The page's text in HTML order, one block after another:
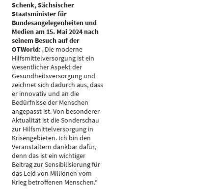
Schenk, Sächsischer
Staatsminister für
Bundesangelegenheiten und
Medien am 15. Mai 2024 nach
seinem Besuch auf der
OTWorld: „Die moderne
Hilfsmittelversorgung ist ein
wesentlicher Aspekt der
Gesundheitsversorgung und
zeichnet sich dadurch aus, dass
er innovativ und an die
Bedürfnisse der Menschen
angepasst ist. Von besonderer
Aktualität ist die Sonderschau
zur Hilfsmittelversorgung in
Krisengebieten. Ich bin den
Veranstaltern dankbar dafür,
denn das ist ein wichtiger
Beitrag zur Sensibilisierung für
das Leid von Millionen vom
Krieg betroffenen Menschen.“